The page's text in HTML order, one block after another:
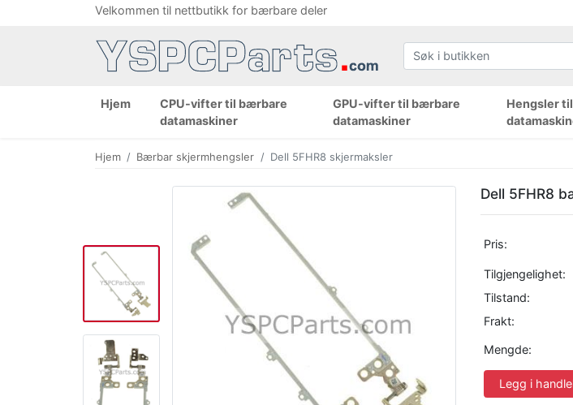
Velkommen til nettbutikk for bærbare deler
Hjem
CPU-vifter til bærbare
datamaskiner
GPU-vifter til bærbare
datamaskiner
Hengsler
Hjem Bærbar skjermhengsler Dell 5FHR8 skjermaksler
Dell 5FHR8
Pris:
Tilgjengelighet:
Tilstand:
Frakt:
Mengde:
Legg i